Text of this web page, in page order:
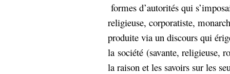
formes d’autorités qui
religieuse, corporatiste,
produite via un discours qui
la société (savante, religieuse,
la raison et les savoirs sur les